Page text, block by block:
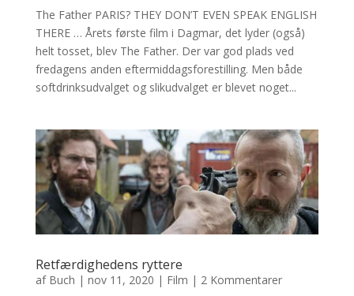
The Father PARIS? THEY DON’T EVEN SPEAK ENGLISH
THERE … Årets første film i Dagmar, det lyder (også)
helt tosset, blev The Father. Der var god plads ved
fredagens anden eftermiddagsforestilling. Men både
softdrinksudvalget og slikudvalget er blevet noget...
Retfærdighedens ryttere
af Buch | nov 11, 2020 | Film | 2 Kommentarer